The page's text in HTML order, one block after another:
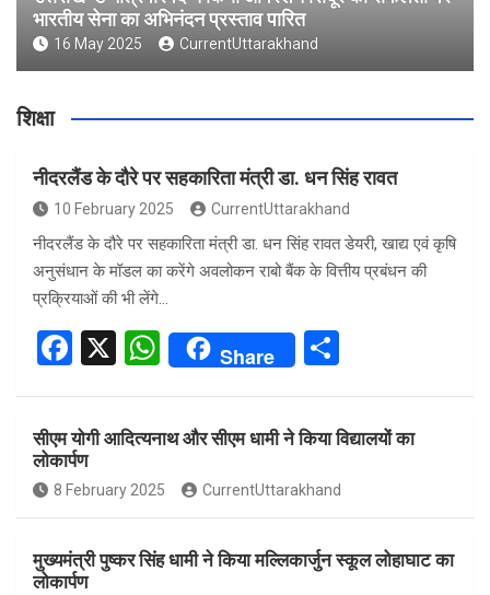
भारतीय सेना का अभिनंदन प्रस्ताव पारित
16 May 2025 CurrentUttarakhand
शिक्षा
नीदरलैंड के दौरे पर सहकारिता मंत्री डा. धन सिंह रावत
10 February 2025 CurrentUttarakhand
नीदरलैंड के दौरे पर सहकारिता मंत्री डा. धन सिंह रावत डेयरी, खाद्य एवं कृषि
अनुसंधान के मॉडल का करेंगे अवलोकन राबो बैंक के वित्तीय प्रबंधन की
प्रक्रियाओं की भी लेंगे…
F
ce
b
o
o
k
X
W
s
A
p
p
Share
ar
e
सीएम योगी आदित्यनाथ और सीएम धामी ने किया विद्यालयों का
लोकार्पण
8 February 2025 CurrentUttarakhand
मुख्यमंत्री पुष्कर सिंह धामी ने किया मल्लिकार्जुन स्कूल लोहाघाट का
लोकार्पण